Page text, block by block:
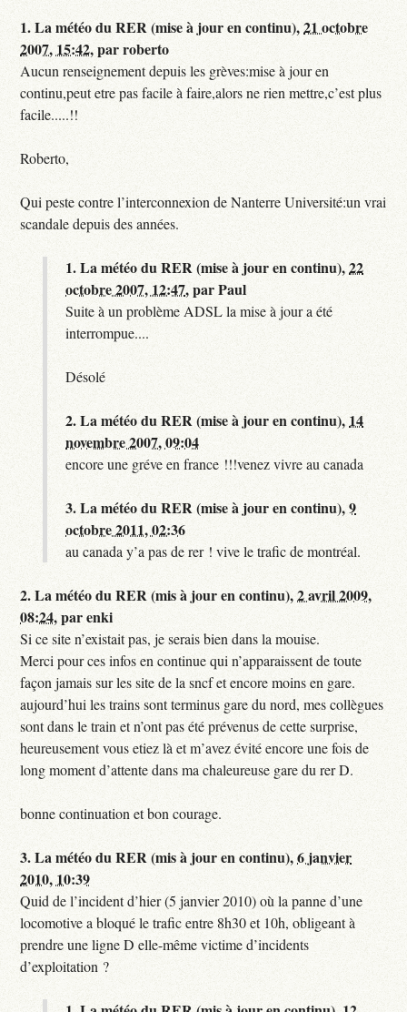
1.La météo du RER (mise à jour en continu),21 octobre
2007, 15:42,parroberto
Aucun renseignement depuis les grèves:mise à jour en
continu,peut etre pas facile à faire,alors ne rien mettre,c’est plus
facile.....!!
Roberto,
Qui peste contre l’interconnexion de Nanterre Université:un vrai
scandale depuis des années.
1.La météo du RER (mise à jour en continu),22
octobre 2007, 12:47,parPaul
Suite à un problème ADSL la mise à jour a été
interrompue....
Désolé
2.La météo du RER (mise à jour en continu), 14
novembre 2007, 09:04
encore une gréve en france !!!venez vivre au canada
3.La météo du RER (mise à jour en continu),9
octobre 2011, 02:36
au canada y’a pas de rer ! vive le trafic de montréal.
2.La météo du RER (mis à jour en continu),2 avril 2009,
08:24,parenki
Si ce site n’existait pas, je serais bien dans la mouise.
Merci pour ces infos en continue qui n’apparaissent de toute
façon jamais sur les site de la sncf et encore moins en gare.
aujourd’hui les trains sont terminus gare du nord, mes collègues
sont dans le train et n’ont pas été prévenus de cette surprise,
heureusement vous etiez là et m’avez évité encore une fois de
long moment d’attente dans ma chaleureuse gare du rer D.
bonne continuation et bon courage.
3.La météo du RER (mis à jour en continu),6 janvier
2010, 10:39
Quid de l’incident d’hier (5 janvier 2010) où la panne d’une
locomotive a bloqué le trafic entre 8h30 et 10h, obligeant à
prendre une ligne D elle-même victime d’incidents
d’exploitation ?